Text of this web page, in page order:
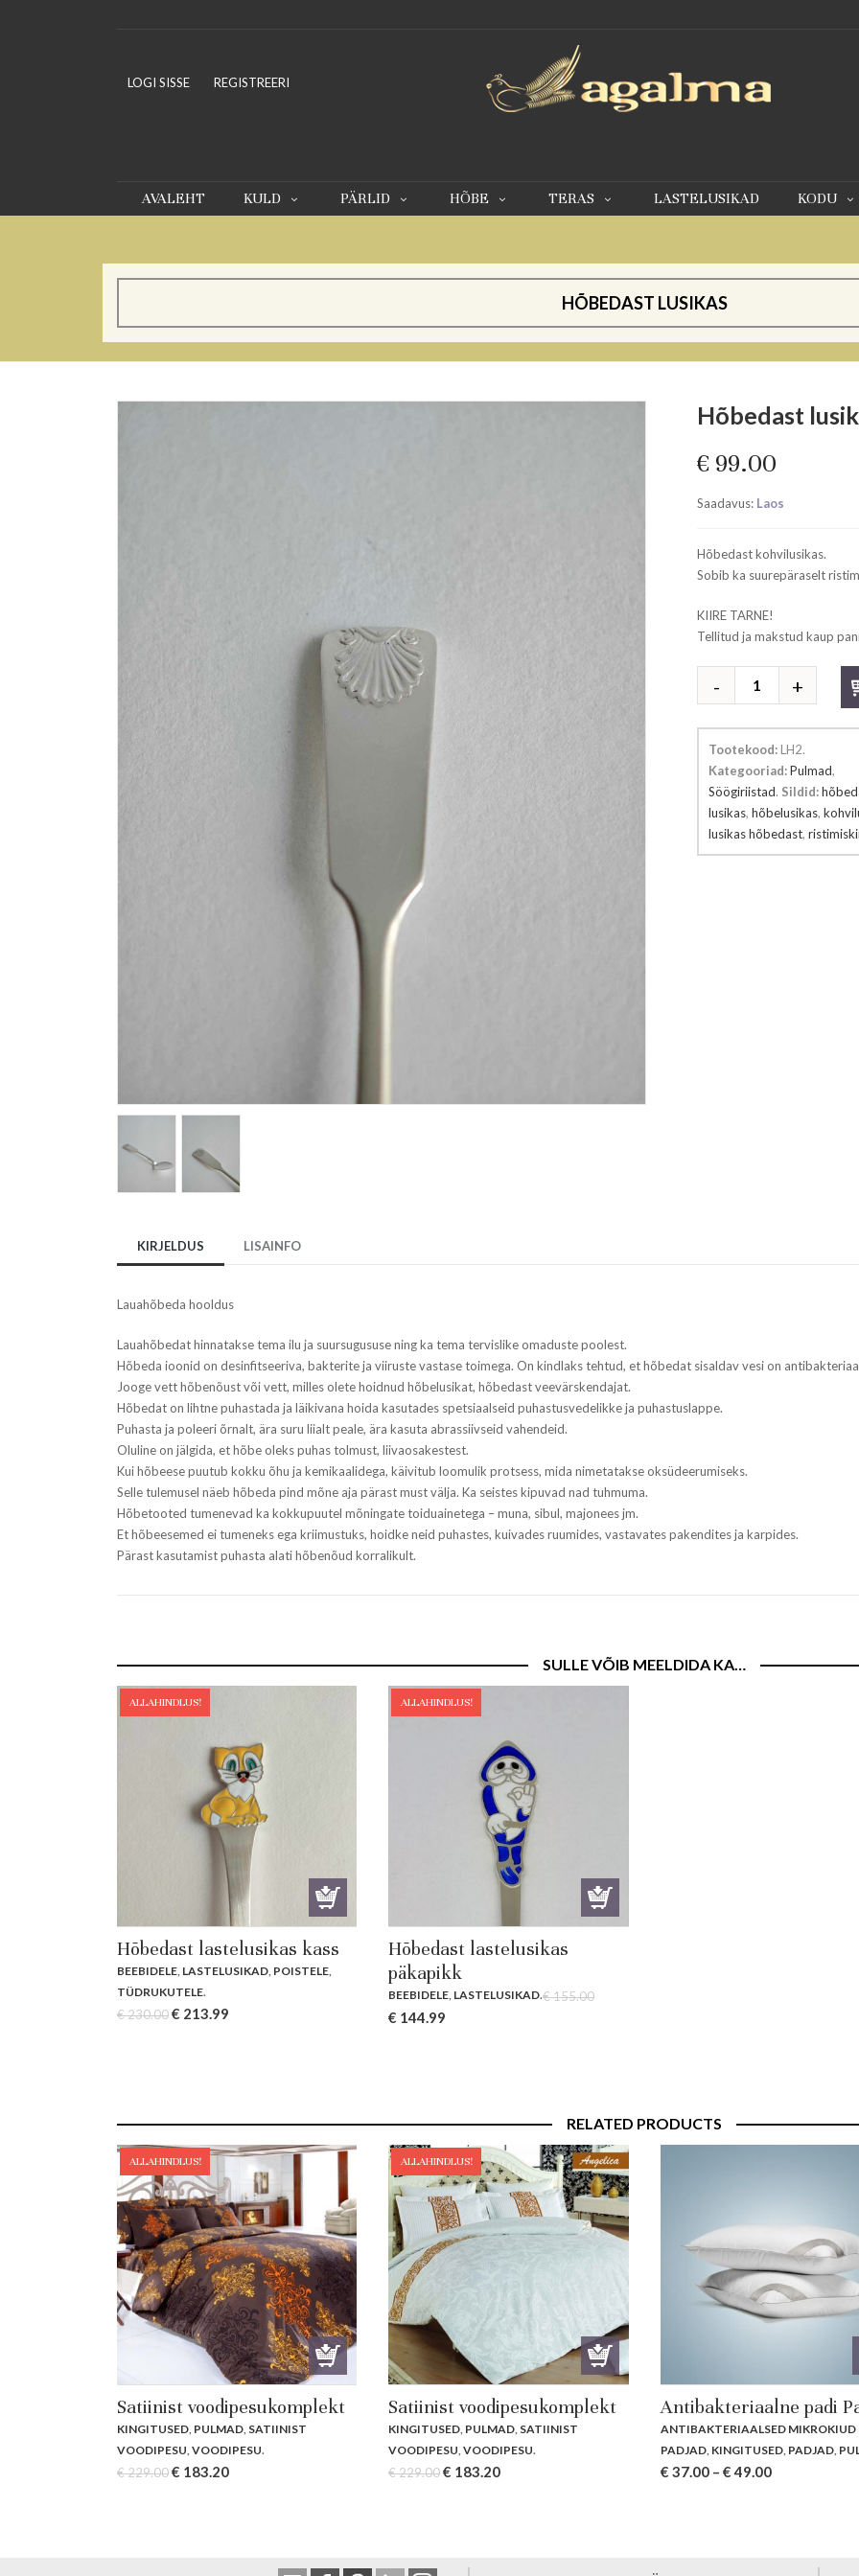
LOGI SISSE REGISTREERI
AVALEHT KULD PÄRLID HÕBE TERAS LASTELUSIKAD KODU
HÕBEDAST LUSIKAS
Hõbedast
€ 99.00
Saadavus: Laos
Hõbedast kohvilusikas.
Sobib ka suurepäraselt
KIIRE TARNE!
Tellitud ja makstud kaup
Tootekood: LH2.
Kategooriad:Pulmad,
Söögiriistad. Sildid:
lusikas, hõbelusikas,
lusikas hõbedast,
KIRJELDUS LISAINFO
Lauahõbeda hooldus
Lauahõbedat hinnatakse tema ilu ja suursugususe ning ka tema tervislike omaduste poolest.
Hõbeda ioonid on desinfitseeriva, bakterite ja viiruste vastase toimega. On kindlaks tehtud, et hõbedat sisaldav vesi on
Jooge vett hõbenõust või vett, milles olete hoidnud hõbelusikat, hõbedast veevärskendajat.
Hõbedat on lihtne puhastada ja läikivana hoida kasutades spetsiaalseid puhastusvedelikke ja puhastuslappe.
Puhasta ja poleeri õrnalt, ära suru liialt peale, ära kasuta abrassiivseid vahendeid.
Oluline on jälgida, et hõbe oleks puhas tolmust, liivaosakestest.
Kui hõbeese puutub kokku õhu ja kemikaalidega, käivitub loomulik protsess, mida nimetatakse oksüdeerumiseks.
Selle tulemusel näeb hõbeda pind mõne aja pärast must välja. Ka seistes kipuvad nad tuhmuma.
Hõbetooted tumenevad ka kokkupuutel mõningate toiduainetega – muna, sibul, majonees jm.
Et hõbeesemed ei tumeneks ega kriimustuks, hoidke neid puhastes, kuivades ruumides, vastavates pakendites ja karpides.
Pärast kasutamist puhasta alati hõbenõud korralikult.
SULLE VÕIB MEELDIDA KA…
ALLAHINDLUS!
Hõbedast lastelusikas kass
BEEBIDELE LASTELUSIKAD POISTELE
TÜDRUKUTELE.
€230.00Original
€ 213.99
ALLAHINDLUS!
Hõbedast lastelusikas
päkapikk
BEEBIDELE LASTELUSIKAD.€155.00
Original
€ 144.99
RELATED PRODUCTS
ALLAHINDLUS!
Satiinist voodipesukomplekt
KINGITUSED PULMAD SATIINIST
VOODIPESU VOODIPESU.
€229.00Original
€ 183.20Current
ALLAHINDLUS!
Satiinist voodipesukomplekt
KINGITUSED PULMAD SATIINIST
VOODIPESU ,VOODIPESU.
€229.00Original
€ 183.20Current
Antibakteriaalne padi
ANTIBAKTERIAALSED MIKROKIUD
PADJAD, KINGITUSED, PADJAD,
€ 37.00– €49.00